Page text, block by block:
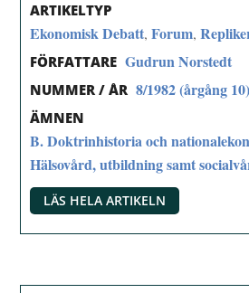
ARTIKELTYP
Ekonomisk Debatt,Forum,
FÖRFATTARE Gudrun Norstedt
NUMMER / ÅR 8/1982 (årgång 10)
ÄMNEN
B. Doktrinhistoria och
Hälsovård, utbildning samt
LÄS HELA ARTIKELN